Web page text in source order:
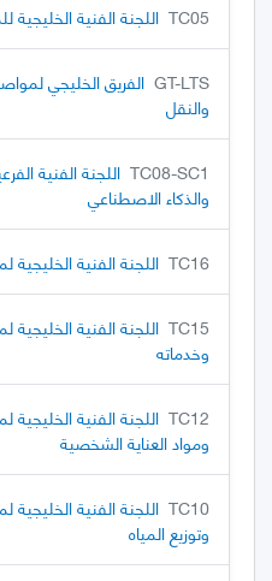
TC05 اللجنة الفنية الخليجية
GT-LTS الفريق الخليجي
والنقل
TC08-SC1 اللجنة الفنية
والذكاء الاصطناعي
TC16 اللجنة الفنية
TC15 اللجنة الفنية
وخدماته
TC12 اللجنة الفنية
ومواد العناية الشخصية
TC10 اللجنة الفنية
وتوزيع المياه